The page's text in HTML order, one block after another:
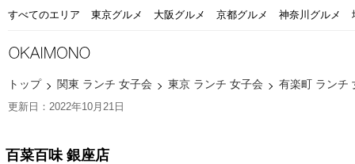
すべてのエリア 東京グルメ 大阪グルメ 京都グルメ 神奈川グルメ
トップ 関東 ランチ 女子会 東京 ランチ 女子会 有楽町 ランチ
更新日：2022年10月21日
百菜百味 銀座店